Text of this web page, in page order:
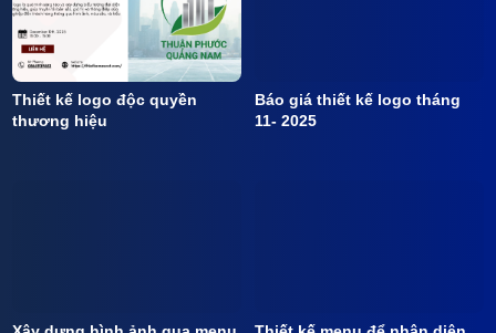
Thiết kế logo độc quyền
thương hiệu
Báo giá thiết kế logo tháng
11- 2025